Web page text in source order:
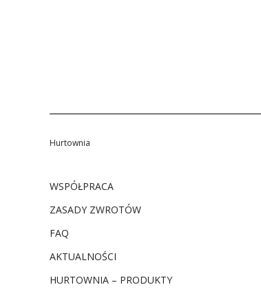
Hurtownia
WSPÓŁPRACA
ZASADY ZWROTÓW
FAQ
AKTUALNOŚCI
HURTOWNIA – PRODUKTY